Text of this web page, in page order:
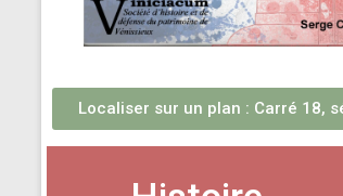
Localiser sur un plan : Carré 18,